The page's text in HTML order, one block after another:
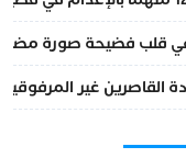
في قلب فضيحة صورة
القاصرين غير